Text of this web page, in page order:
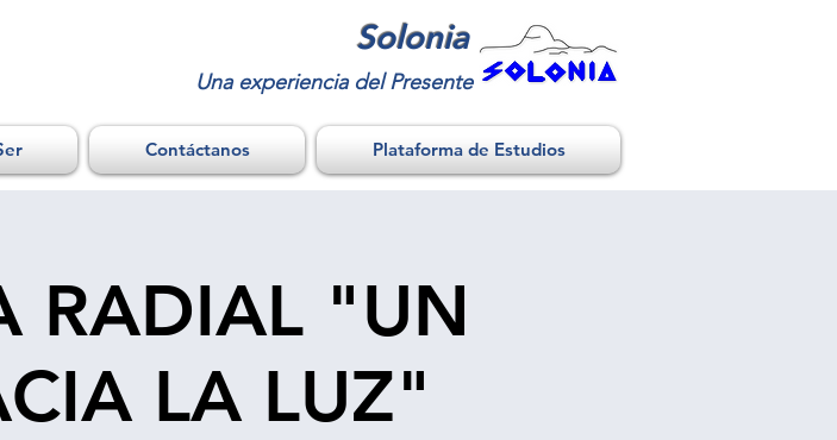
Solonia
Una experiencia del Presente
Contáctanos Plataforma de Estudios
RADIAL "UN
LA LUZ"